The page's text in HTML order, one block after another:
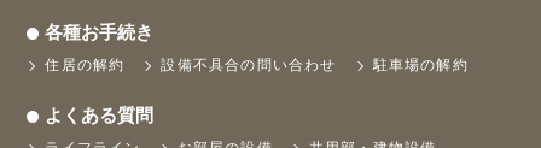
各種お手続き
住居の解約 設備不具合の問い合わせ 駐車場の解約
よくある質問